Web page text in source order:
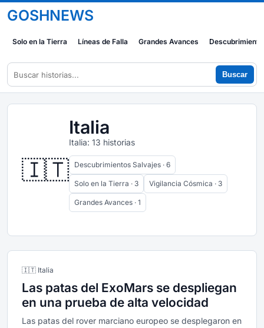
GOSHNEWS
Solo en la Tierra Líneas de Falla Grandes Avances
Buscar
🇮🇹
Italia
Italia: 13 historias
Descubrimientos Salvajes · 6
Solo en la Tierra · 3 Vigilancia Cósmica · 3
Grandes Avances · 1
🇮🇹 Italia
Las patas del ExoMars se despliegan
en una prueba de alta velocidad
Las patas del rover marciano europeo se desplegaron en